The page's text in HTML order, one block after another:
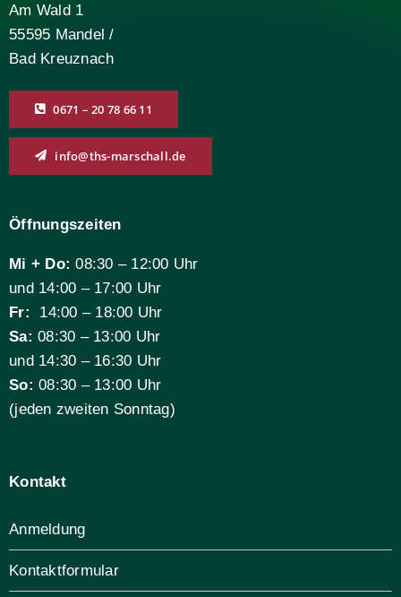
Am Wald 1
55595 Mandel /
Bad Kreuznach
0671 – 20 78 66 11
info@ths-marschall.de
Öffnungszeiten
Mi + Do: 08:30 – 12:00 Uhr
und 14:00 – 17:00 Uhr
Fr:
14:00 – 18:00 Uhr
Sa: 08:30 – 13:00 Uhr
und 14:30 – 16:30 Uhr
So: 08:30 – 13:00 Uhr
(jeden zweiten Sonntag)
Kontakt
Anmeldung
Kontaktformular